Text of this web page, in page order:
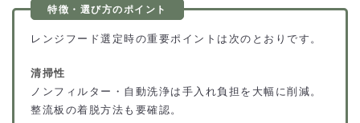
レンジフード選定時の重要ポイントは次のとおりです。
清掃性
ノンフィルター・自動洗浄は手入れ負担を大幅に削減。
整流板の着脱方法も要確認。